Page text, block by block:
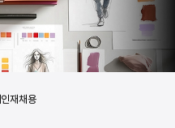
인재채용